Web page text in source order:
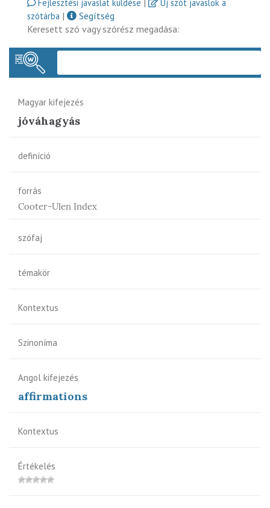
Fejlesztési javaslat küldése
Új szót javaslok a
szótárba |
Segítség
Keresett szó vagy szórész megadása:
Magyar kifejezés
jóváhagyás
definíció
forrás
Cooter-Ulen Index
szófaj
témakör
Kontextus
Szinoníma
Angol kifejezés
affirmations
Kontextus
Értékelés